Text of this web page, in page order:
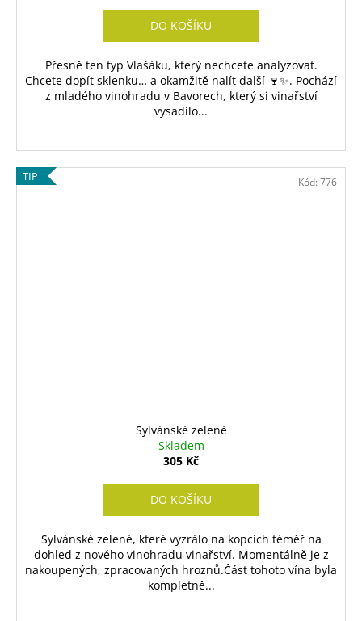
DO KOŠÍKU
Přesně ten typ Vlašáku, který nechcete analyzovat.
Chcete dopít sklenku… a okamžitě nalít další 🍷✨. Pochází
z mladého vinohradu v Bavorech, který si vinařství
vysadilo...
TIP
Sylvánské zelené
Skladem
305 Kč
DO KOŠÍKU
Sylvánské zelené, které vyzrálo na kopcích téměř na
dohled z nového vinohradu vinařství. Momentálně je z
nakoupených, zpracovaných hroznů.Část tohoto vína byla
kompletně...
Kód: 776